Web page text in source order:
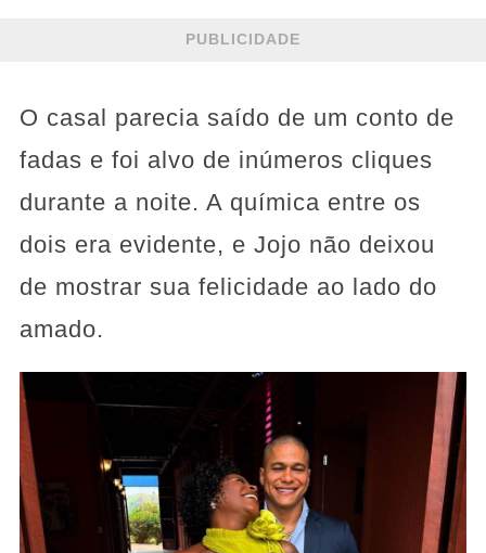
PUBLICIDADE
O casal parecia saído de um conto de
fadas e foi alvo de inúmeros cliques
durante a noite. A química entre os
dois era evidente, e Jojo não deixou
de mostrar sua felicidade ao lado do
amado.